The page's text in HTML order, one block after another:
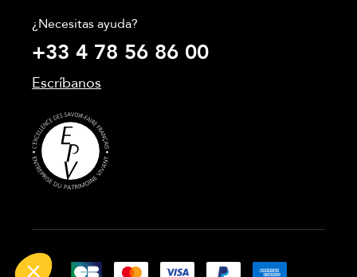
¿Necesitas ayuda?
+33 4 78 56 86 00
Escríbanos